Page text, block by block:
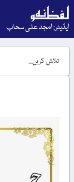
ایڈیٹر: امجد علی سحاب